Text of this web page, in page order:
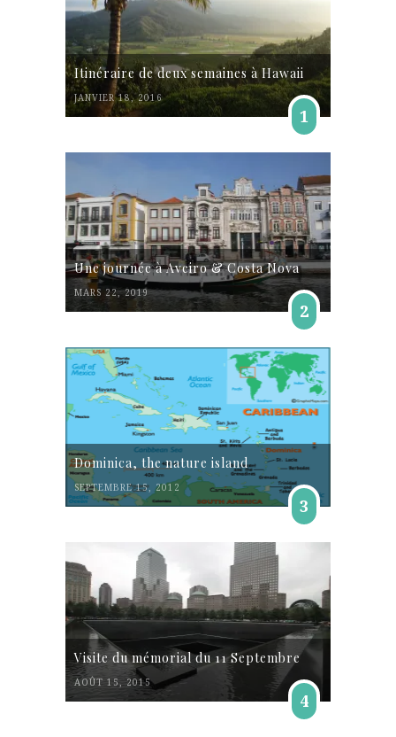
Itinéraire de deux semaines à Hawaii
JANVIER 18, 2016
1
Une journée à Aveiro & Costa Nova
MARS 22, 2019
2
Dominica, the nature island
SEPTEMBRE 15, 2012
3
Visite du mémorial du 11 Septembre
AOÛT 15, 2015
4